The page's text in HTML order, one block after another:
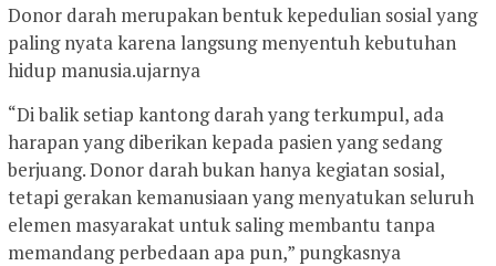
Donor darah merupakan bentuk kepedulian sosial yang
paling nyata karena langsung menyentuh kebutuhan
hidup manusia.ujarnya
“Di balik setiap kantong darah yang terkumpul, ada
harapan yang diberikan kepada pasien yang sedang
berjuang. Donor darah bukan hanya kegiatan sosial,
tetapi gerakan kemanusiaan yang menyatukan seluruh
elemen masyarakat untuk saling membantu tanpa
memandang perbedaan apa pun,” pungkasnya